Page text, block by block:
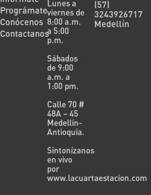
Prográmate
Conócenos
Contactanos
Lunes a
viernes de
8:00 a.m.
a 5:00
p.m.
Sábados
de 9:00
a.m. a
1:00 pm.
Calle 70 #
48A – 45
Medellín-
Antioquia.
Sintonízanos
en vivo
por
www.lacuartaestacion.com
(57)
3243926717
Medellín